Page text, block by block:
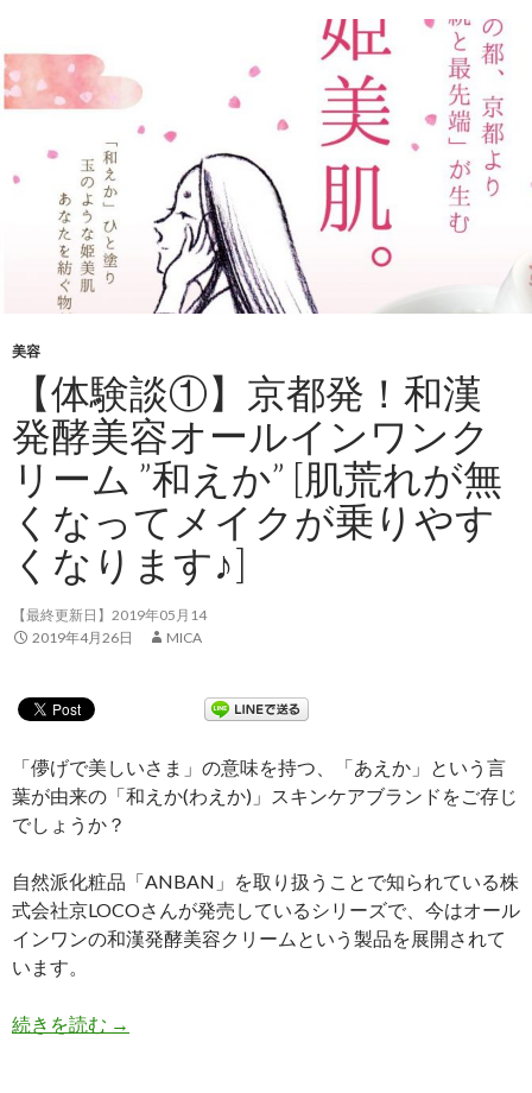
美容
【体験談①】京都発！和漢
発酵美容オールインワンク
リーム ”和えか” [肌荒れが無
くなってメイクが乗りやす
くなります♪]
【最終更新日】2019年05月14
2019年4月26日
MICA
「儚げで美しいさま」の意味を持つ、「あえか」という言
葉が由来の「和えか(わえか)」スキンケアブランドをご存じ
でしょうか？
自然派化粧品「ANBAN」を取り扱うことで知られている株
式会社京LOCOさんが発売しているシリーズで、今はオール
インワンの和漢発酵美容クリームという製品を展開されて
います。
続きを読む 【体験談①】京都発！和漢発酵美容オールイン
→